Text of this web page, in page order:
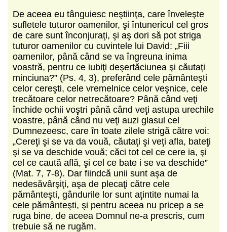
De aceea eu tânguiesc neştiinţa, care înveleşte
sufletele tuturor oamenilor, şi întunericul cel gros
de care sunt înconjuraţi, şi aş dori să pot striga
tuturor oamenilor cu cuvintele lui David: „Fiii
oamenilor, până când se va îngreuna inima
voastră, pentru ce iubiţi deşertăciunea şi căutaţi
minciuna?” (Ps. 4, 3), preferând cele pământeşti
celor cereşti, cele vremelnice celor veşnice, cele
trecătoare celor netrecătoare? Până când veţi
închide ochii voştri până când veţi astupa urechile
voastre, până când nu veţi auzi glasul cel
Dumnezeesc, care în toate zilele strigă către voi:
„Cereţi şi se va da vouă, căutaţi şi veţi afla, bateţi
şi se va deschide vouă; căci tot cel ce cere ia, şi
cel ce caută află, şi cel ce bate i se va deschide”
(Mat. 7, 7-8). Dar fiindcă unii sunt aşa de
nedesăvârşiţi, aşa de plecaţi către cele
pământeşti, gândurile lor sunt aţintite numai la
cele pământeşti, şi pentru aceea nu pricep a se
ruga bine, de aceea Domnul ne-a prescris, cum
trebuie să ne rugăm.